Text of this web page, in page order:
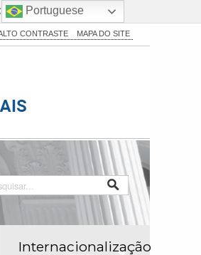
CONTRASTE MAPA DO SITE
Internacionalização
Portuguese